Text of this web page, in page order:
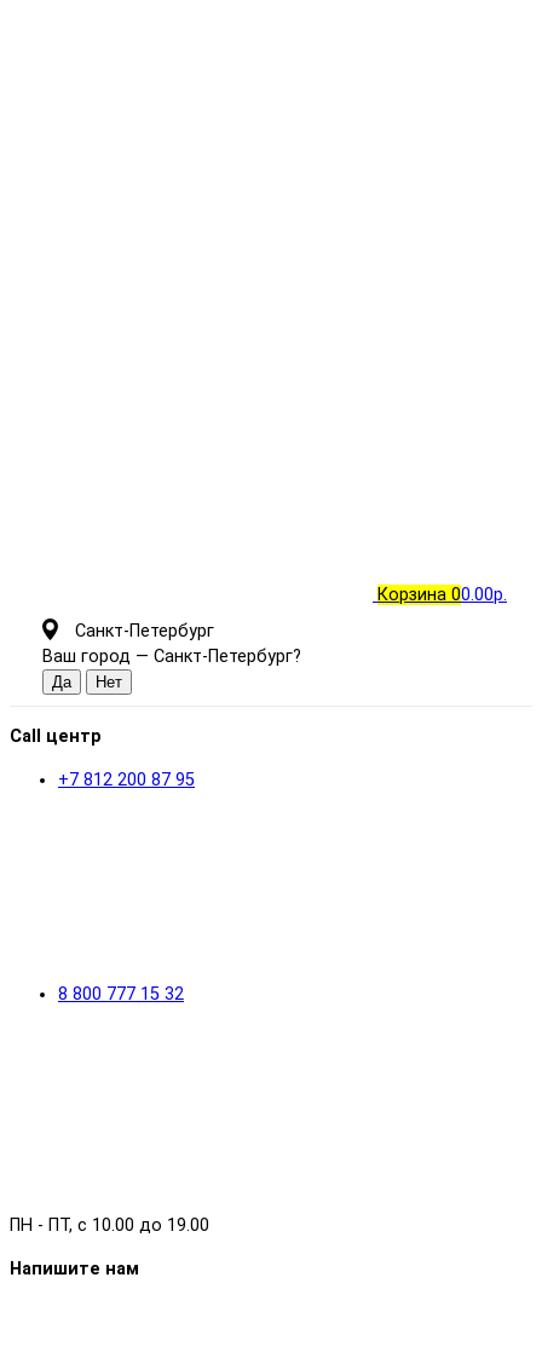
Корзина 00.00р.
Санкт-Петербург
Ваш город — Санкт-Петербург?
Call центр
+7 812 200 87 95
8 800 777 15 32
ПН - ПТ, с 10.00 до 19.00
Напишите нам